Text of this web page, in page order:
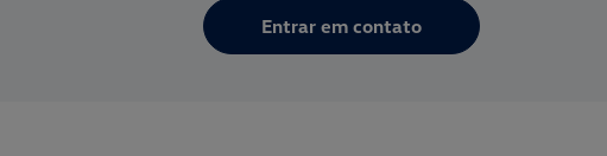
Entrar em contato